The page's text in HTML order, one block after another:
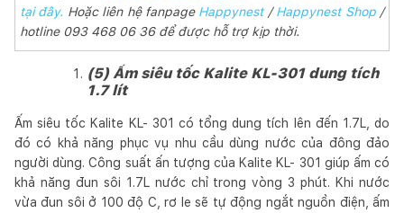
tại đây. Hoặc liên hệ fanpage Happynest/Happynest Shop/
hotline 093 468 06 36 để được hỗ trợ kịp thời.
(5) Ấm siêu tốc Kalite KL-301 dung tích
1.7 lít
Ấm siêu tốc Kalite KL- 301 có tổng dung tích lên đến 1.7L, do
đó có khả năng phục vụ nhu cầu dùng nước của đông đảo
người dùng. Công suất ấn tượng của Kalite KL- 301 giúp ấm có
khả năng đun sôi 1.7L nước chỉ trong vòng 3 phút. Khi nước
vừa đun sôi ở 100 độ C, rơ le sẽ tự động ngắt nguồn điện, ấm